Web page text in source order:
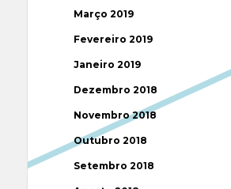
Março 2019
Fevereiro 2019
Janeiro 2019
Dezembro 2018
Novembro 2018
Outubro 2018
Setembro 2018